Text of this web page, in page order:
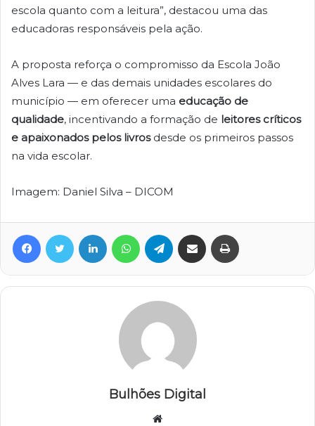
escola quanto com a leitura”, destacou uma das
educadoras responsáveis pela ação.
A proposta reforça o compromisso da Escola João
Alves Lara — e das demais unidades escolares do
município — em oferecer uma educação de
qualidade, incentivando a formação de leitores críticos
e apaixonados pelos livrosdesde os primeiros passos
na vida escolar.
Imagem: Daniel Silva – DICOM
FacebookTwitter Linkedin WhatsAppTelegramCompartilhar via e-mail
Bulhões Digital
Website